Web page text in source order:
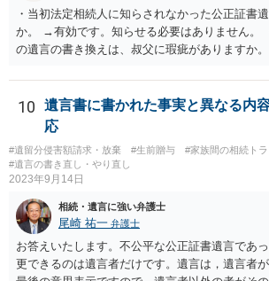
・当初法定相続人に知らされなかった公正証書
か。 →有効です。知らせる必要はありません。
の遺言の書き換えは、叔父に瑕疵がありますか
ますか。 →本人が自由に決められますので、ど
です。客観的な基準もありません。 ・できれば
することはできますか。 →分割を拒否するとい
ないということでしょうか。遺言で、受取を指
と拒否することはできます。理由を説明する必要
10
遺言書に書かれた事実と異なる内
応
#遺留分侵害額請求・放棄 #生前贈与
#家族間の相続ト
#遺言の書き直し・やり直し
2023年9月14日
相続・遺言に強い弁護士
尾崎 祐一 弁護士
お答えいたします。不公平な公正証書遺言であ
更できるのは遺言者だけです。遺言は，遺言者